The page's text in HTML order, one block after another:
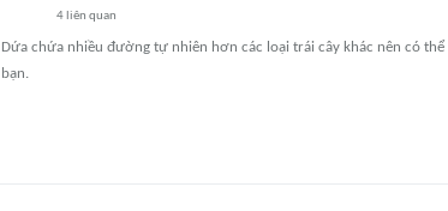
4liên quan
Dứa chứa nhiều đường tự nhiên hơn các loại trái cây khác nên có
bạn.